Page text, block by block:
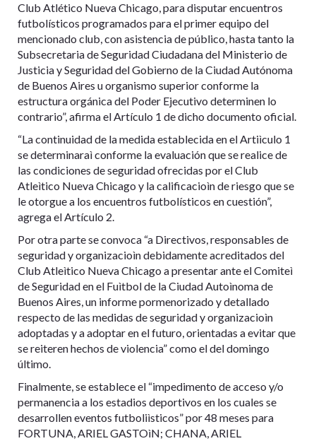
Club Atlético Nueva Chicago, para disputar encuentros
futbolísticos programados para el primer equipo del
mencionado club, con asistencia de público, hasta tanto la
Subsecretaria de Seguridad Ciudadana del Ministerio de
Justicia y Seguridad del Gobierno de la Ciudad Autónoma
de Buenos Aires u organismo superior conforme la
estructura orgánica del Poder Ejecutivo determinen lo
contrario”, afirma el Artículo 1 de dicho documento oficial.
“La continuidad de la medida establecida en el Artiìculo 1
se determinaraì conforme la evaluación que se realice de
las condiciones de seguridad ofrecidas por el Club
Atleìtico Nueva Chicago y la calificacioìn de riesgo que se
le otorgue a los encuentros futbolísticos en cuestión”,
agrega el Artículo 2.
Por otra parte se convoca “a Directivos, responsables de
seguridad y organizacioìn debidamente acreditados del
Club Atleìtico Nueva Chicago a presentar ante el Comiteì
de Seguridad en el Fuìtbol de la Ciudad Autoìnoma de
Buenos Aires, un informe pormenorizado y detallado
respecto de las medidas de seguridad y organizacioìn
adoptadas y a adoptar en el futuro, orientadas a evitar que
se reiteren hechos de violencia” como el del domingo
último.
Finalmente, se establece el “impedimento de acceso y/o
permanencia a los estadios deportivos en los cuales se
desarrollen eventos futboliìsticos” por 48 meses para
FORTUNA, ARIEL GASTOìN; CHANA, ARIEL